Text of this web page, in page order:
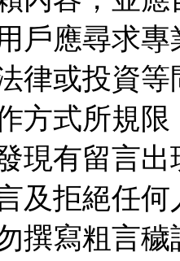
戶應尋求
律或投資
方式所規
現有留言
及拒絕任
撰寫粗言